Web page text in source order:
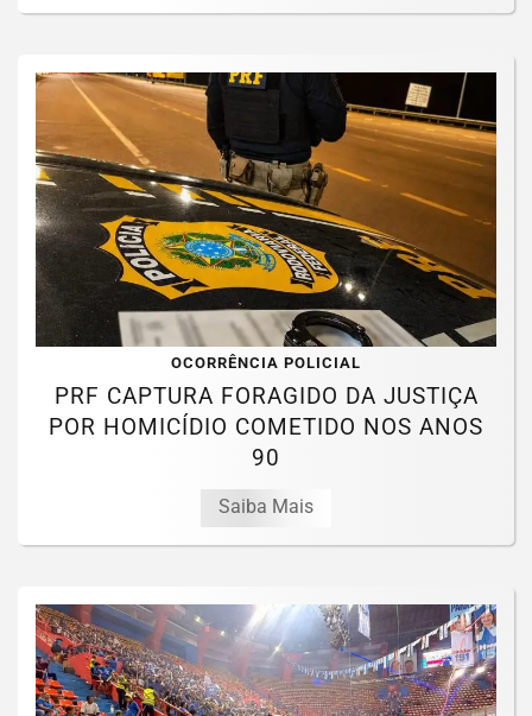
OCORRÊNCIA POLICIAL
PRF CAPTURA FORAGIDO DA JUSTIÇA
POR HOMICÍDIO COMETIDO NOS ANOS
90
Saiba Mais